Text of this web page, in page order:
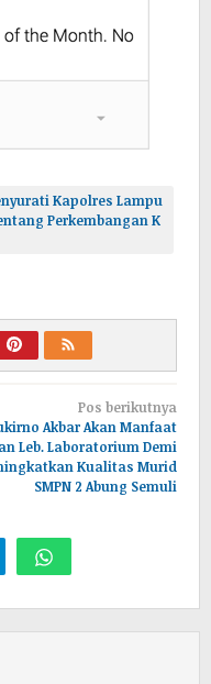
Kapolres Lampu
Perkembangan K
Pos berikutnya
Akbar Akan Manfaat
Leb. Laboratorium Demi
Kualitas Murid
SMPN 2 Abung Semuli